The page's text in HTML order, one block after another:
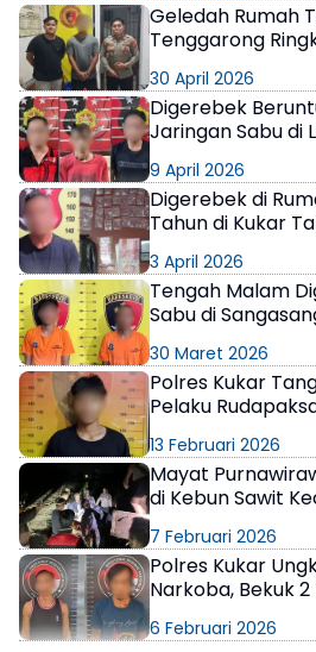
Geledah Rumah
Tenggarong
30 April 2026
Digerebek
Jaringan Sabu di
Judol
9 April 2026
Digerebek di
Tahun di Kukar
3 April 2026
Tengah Malam
Sabu di
30 Maret 2026
Polres Kukar
Pelaku
13 Februari 2026
Mayat
di Kebun Sawit
7 Februari 2026
Polres Kukar
Narkoba, Bekuk
6 Februari 2026